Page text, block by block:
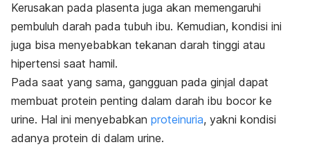
Kerusakan pada plasenta juga akan memengaruhi
pembuluh darah pada tubuh ibu. Kemudian, kondisi ini
juga bisa menyebabkan tekanan darah tinggi atau
hipertensi saat hamil.
Pada saat yang sama, gangguan pada ginjal dapat
membuat protein penting dalam darah ibu bocor ke
urine. Hal ini menyebabkan proteinuria, yakni kondisi
adanya protein di dalam urine.